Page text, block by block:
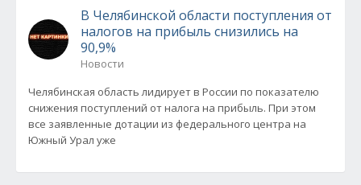
В Челябинской области поступления от
налогов на прибыль снизились на
90,9%
Новости
Челябинская область лидирует в России по показателю
снижения поступлений от налога на прибыль. При этом
все заявленные дотации из федерального центра на
Южный Урал уже